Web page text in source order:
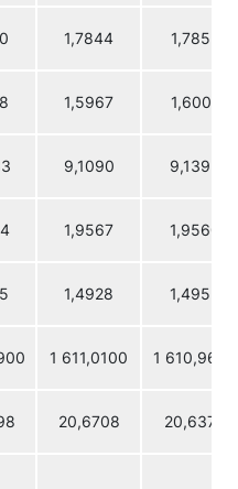
1,7844 1,7852
1,5967 1,6001
9,1090 9,1393
1,9567 1,9560
1,4928 1,4952
1 611,0100 1 610,9600
20,6708 20,6372